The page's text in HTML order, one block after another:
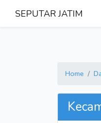
SEPUTAR JATIM
Home